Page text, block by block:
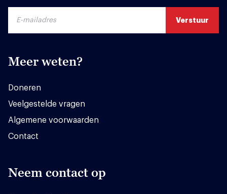
Meer weten?
Doneren
Veelgestelde vragen
Algemene voorwaarden
Contact
Neem contact op